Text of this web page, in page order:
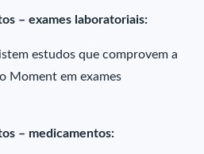
– exames laboratoriais:
estudos que comprovem a
Moment em exames
– medicamentos: